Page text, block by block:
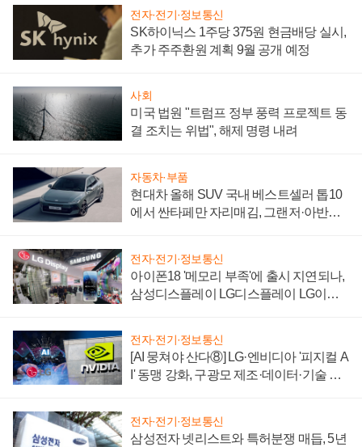
전자·전기·정보통신
SK하이닉스 1주당 375원 현금배당 실시,
추가 주주환원 계획 9월 공개 예정
사회
미국 법원 "트럼프 정부 풍력 프로젝트 동
결 조치는 위법", 해제 명령 내려
자동차·부품
현대차 올해 SUV 국내 베스트셀러 톱10
에서 싼타페만 자리매김, 그랜저·아반떼
전자·전기·정보통신
아이폰18 '메모리 부족'에 출시 지연되나,
삼성디스플레이 LG디스플레이 LG이노
전자·전기·정보통신
[AI 뭉쳐야 산다⑧] LG·엔비디아 '피지컬 A
I' 동맹 강화, 구광모 제조·데이터·기술 결
전자·전기·정보통신
삼성전자 넷리스트와 특허분쟁 매듭, 5년